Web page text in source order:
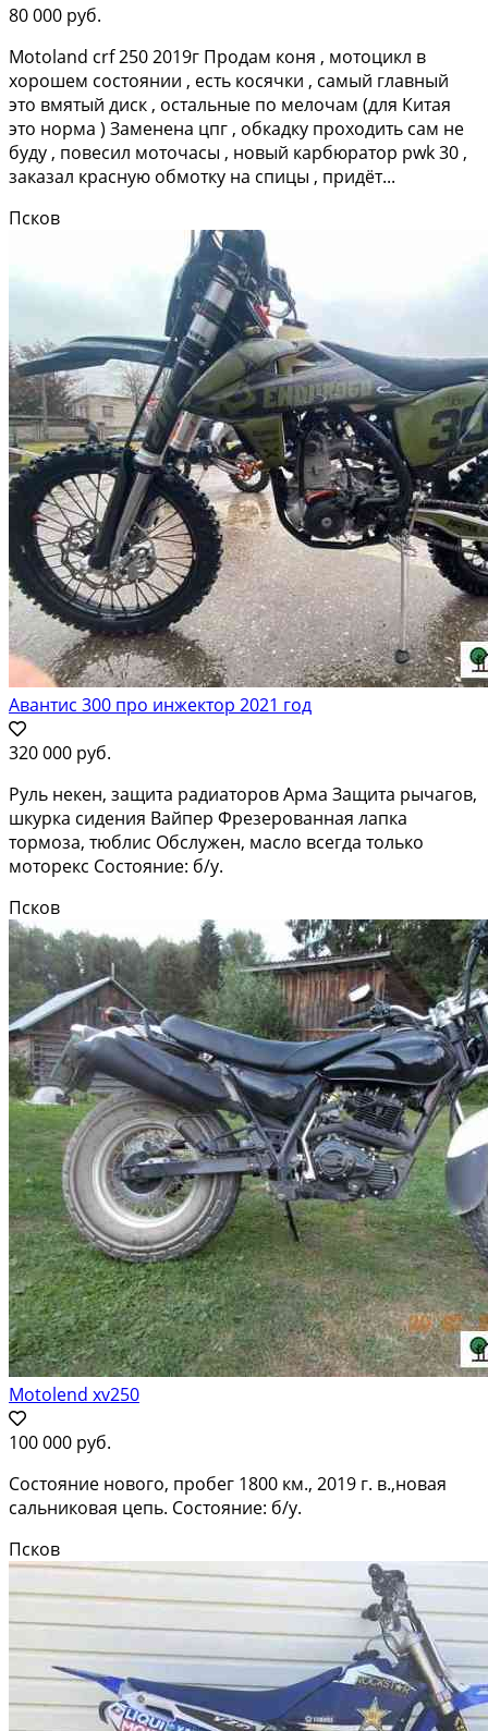
80 000 руб.
Motoland crf 250 2019г Продам коня , мотоцикл в
хорошем состоянии , есть косячки , самый главный
это вмятый диск , остальные по мелочам (для Китая
это норма ) Заменена цпг , обкадку проходить сам не
буду , повесил моточасы , новый карбюратор pwk 30 ,
заказал красную обмотку на спицы , придёт...
Псков
Авантис 300 про инжектор 2021 год
320 000 руб.
Руль некен, защита радиаторов Арма Защита рычагов,
шкурка сидения Вайпер Фрезерованная лапка
тормоза, тюблис Обслужен, масло всегда только
моторекс Состояние: б/у.
Псков
Motolend xv250
100 000 руб.
Состояние нового, пробег 1800 км., 2019 г. в.,новая
сальниковая цепь. Состояние: б/у.
Псков